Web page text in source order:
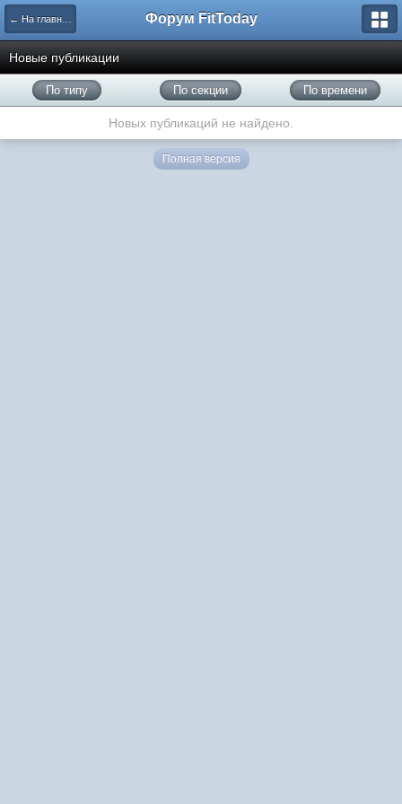
← На главную Форум FitToday
Новые публикации
По типу По секции По времени
Новых публикаций не найдено.
Полная версия